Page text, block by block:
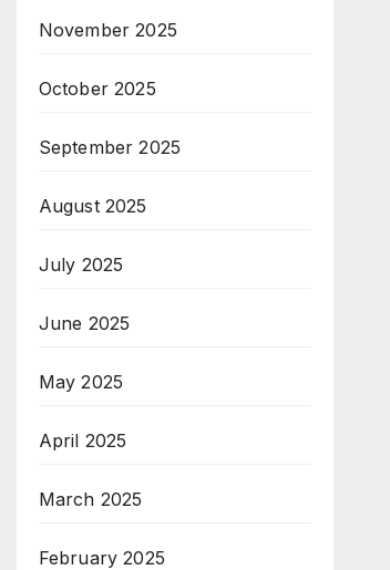
November 2025
October 2025
September 2025
August 2025
July 2025
June 2025
May 2025
April 2025
March 2025
February 2025